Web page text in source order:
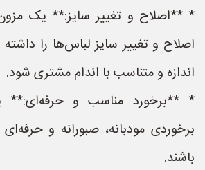
* **اصلاح و تغییر سایز:** یک
اصلاح و تغییر سایز لباس‌ها را داشته
اندازه و متناسب با اندام مشتری شود.
* **برخورد مناسب و حرفه‌ای:**
برخوردی مودبانه، صبورانه و
باشند.